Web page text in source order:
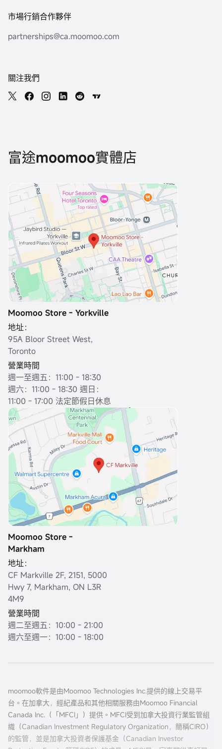
市場行銷合作夥伴
partnerships@ca.moomoo.com
關注我們
富途moomoo實體店
Moomoo Store - Yorkville
地址：
95A Bloor Street West,
Toronto
營業時間
週一至週五：11:00 - 18:30
週六：11:00 - 18:30 週日：
11:00 - 17:00 法定節假日休息
Moomoo Store -
Markham
地址：
CF Markville 2F, 2151, 5000
Hwy 7, Markham, ON L3R
4M9
營業時間
週二至週五：10:00 - 21:00
週六至週一：10:00 - 18:00
moomoo軟件是由Moomoo Technologies Inc.提供的線上交易平
台。在加拿大，經紀產品和其他相關服務由Moomoo Financial
Canada Inc.（「MFCI」）提供。MFCI受到加拿大投資行業監管組
織（Canadian Investment Regulatory Organization，簡稱CIRO）
的監管，並是加拿大投資者保護基金（Canadian Investor